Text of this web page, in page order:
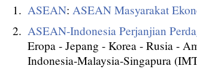
ASEAN: ASEAN Masyarakat
ASEAN-Indonesia Perjanjian
Eropa - Jepang - Korea - Rusia -
Indonesia-Malaysia-Singapura